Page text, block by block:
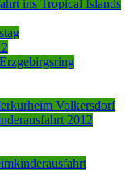
ins Tropical Islands
Volkersdorf
2012